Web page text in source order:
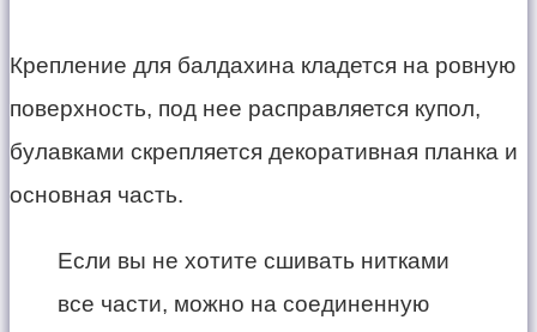
Крепление для балдахина кладется на ровную
поверхность, под нее расправляется купол,
булавками скрепляется декоративная планка и
основная часть.
Если вы не хотите сшивать нитками
все части, можно на соединенную